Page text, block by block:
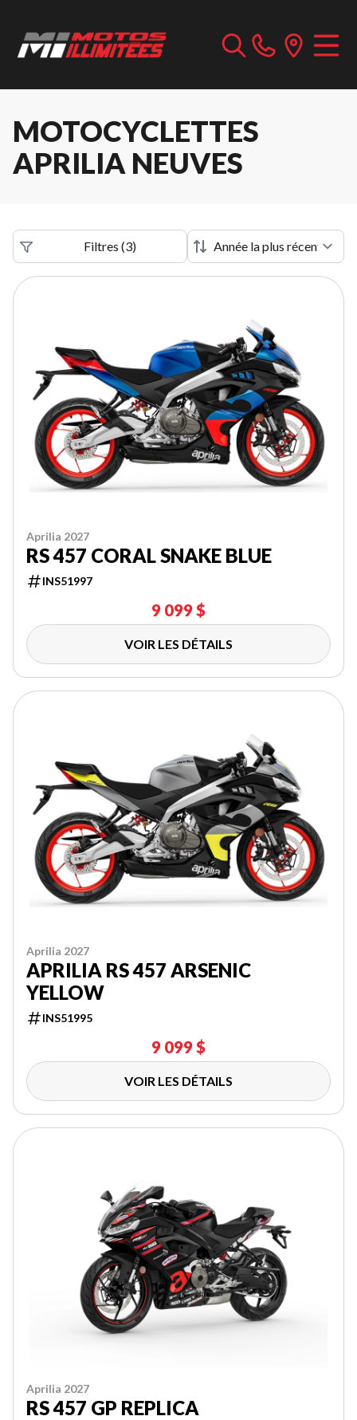
MOTOCYCLETTES
APRILIA NEUVES
Filtres (3)
Aprilia 2027
RS 457 CORAL SNAKE BLUE
INS51997
9 099 $
VOIR LES DÉTAILS
Aprilia 2027
APRILIA RS 457 ARSENIC
YELLOW
INS51995
9 099 $
VOIR LES DÉTAILS
Aprilia 2027
RS 457 GP REPLICA